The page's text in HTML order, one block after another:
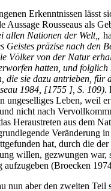
Erkenntnissen lässt
Aussage Rousseaus als
allen Nationen der Welt„
Geistes präzise nach den
Völker von der Natur
hatten, und folglich
die sie dazu antrieben, für
1984, [1755 ], S. 109).
ungeselliges Leben, weil
nicht nach
Heraustreten aus dem
Veränderung
hat, durch die
willen, gezwungen war,
aufzugeben (Broecken
nun aber den zweiten Teil